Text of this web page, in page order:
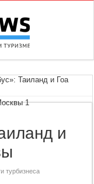
Таиланд и Гоа
и
турбизнеса